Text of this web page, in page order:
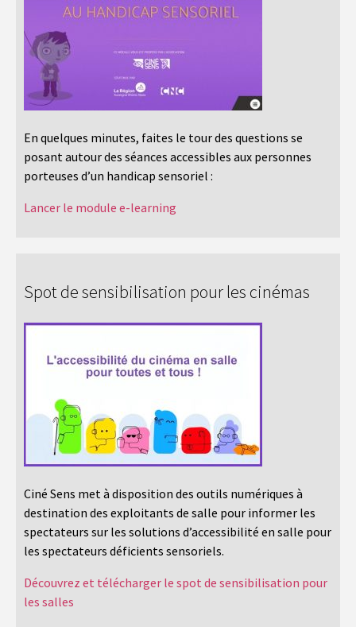
En quelques minutes, faites le tour des questions se
posant autour des séances accessibles aux personnes
porteuses d’un handicap sensoriel :
Lancer le module e-learning
Spot de sensibilisation pour les cinémas
Ciné Sens met à disposition des outils numériques à
destination des exploitants de salle pour informer les
spectateurs sur les solutions d’accessibilité en salle pour
les spectateurs déficients sensoriels.
Découvrez et télécharger le spot de sensibilisation pour
les salles